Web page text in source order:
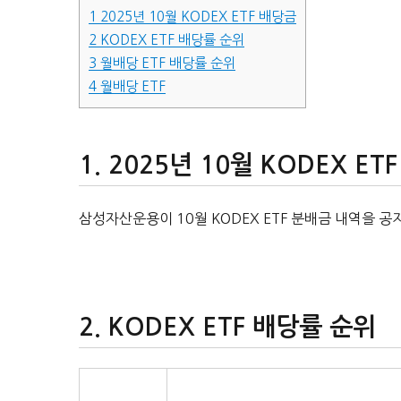
1 2025년 10월 KODEX ETF 배당금
2 KODEX ETF 배당률 순위
3 월배당 ETF 배당률 순위
4 월배당 ETF
2025년 10월 KODEX ETF
삼성자산운용이 10월 KODEX ETF 분배금 내역을 공
KODEX ETF 배당률 순위